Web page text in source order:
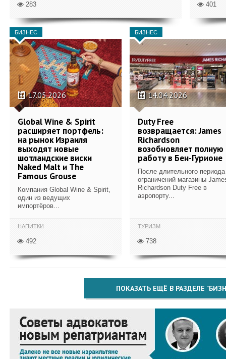
283 401
БИЗНЕС
17.05.2026
Global Wine & Spirit
расширяет портфель:
на рынок Израиля
выходят новые
шотландские виски
Naked Malt и The
Famous Grouse
Компания Global Wine & Spirit,
один из ведущих
импортёров...
НАПИТКИ
492
БИЗНЕС
14.04.2026
Duty Free
возвращается: James
Richardson
возобновляет полную
работу в Бен-Гурионе
После длительного периода
ограничений магазины
Richardson Duty Free в
аэропорту...
ТУРИЗМ
738
ПОКАЗАТЬ ЕЩЁ В РАЗДЕЛЕ